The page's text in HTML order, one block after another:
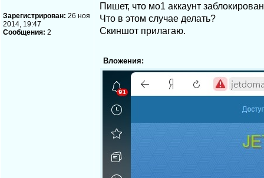
Зарегистрирован: 26 ноя
2014, 19:47
Сообщения: 2
Пишет, что мо1 аккаунт
Что в этом случае делать?
Скиншот прилагаю.
Вложения: